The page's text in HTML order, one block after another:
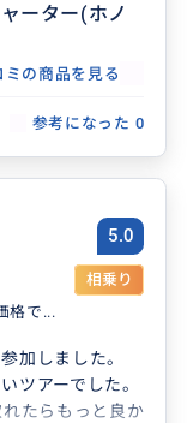
ーター(ホノ
ミの商品を見る
参考になった 0
5.0
相乗り
格で...
加しました。
ツアーでした。
たらもっと良か